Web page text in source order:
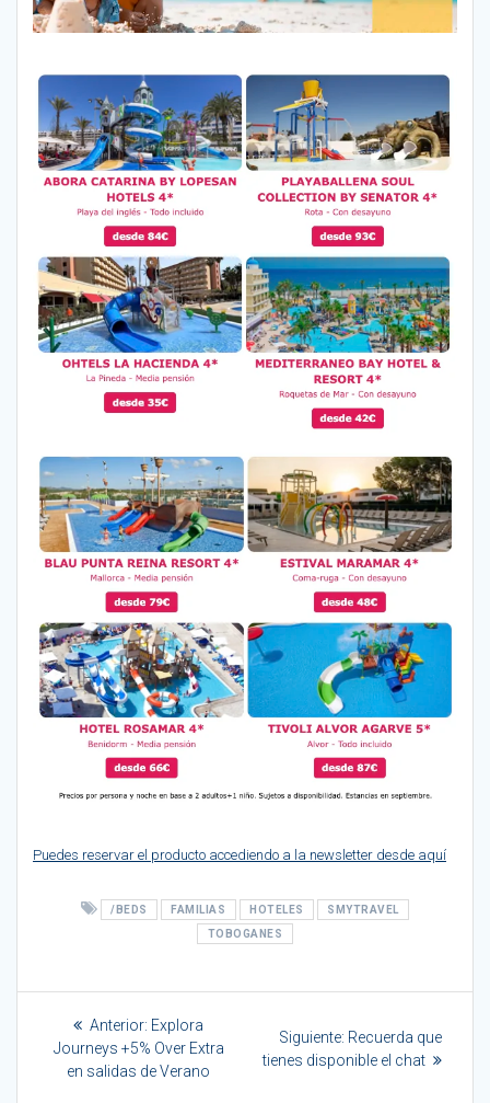
Puedes reservar el producto accediendo a la newsletter desde aquí
/BEDS FAMILIAS HOTELES
SMYTRAVEL
TOBOGANES
entradas
Anterior: Entrada
anterior:
Explora
Journeys +5% Over Extra
en salidas de Verano
Siguiente: Siguiente
entrada:
Recuerda que
tienes disponible el chat